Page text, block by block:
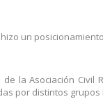
un
la Asociación
por distintos grupos